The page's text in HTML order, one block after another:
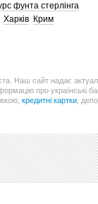
фунта стерлінга
Харків Крим
Наш сайт надає
про українські
кредитні картки ,